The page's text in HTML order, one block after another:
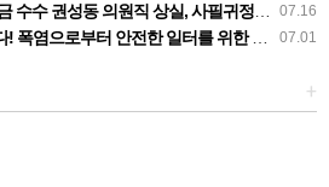
07.16
수 권성동 의원직 상실, 사필귀정이다
07.01
일터를 위한 민주노총 강원지역본부 폭염감시단 선포 기자회견
+